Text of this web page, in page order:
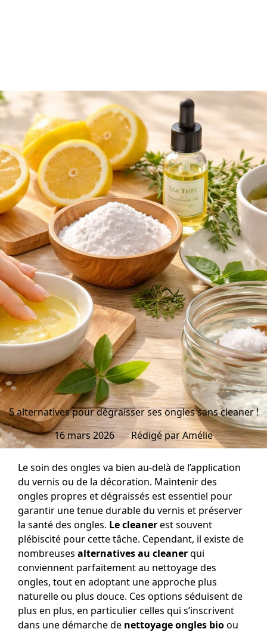
5 alternatives pour dégraisser ses ongles sans cleaner !
16 mars 2026
Rédigé parAmélie
Le soin des ongles va bien au-delà de l’application
du vernis ou de la décoration. Maintenir des
ongles propres et dégraissés est essentiel pour
garantir une tenue durable du vernis et préserver
la santé des ongles. Le cleanerest souvent
plébiscité pour cette tâche. Cependant, il existe de
nombreuses alternatives au cleanerqui
conviennent parfaitement au nettoyage des
ongles, tout en adoptant une approche plus
naturelle ou plus douce. Ces options séduisent de
plus en plus, en particulier celles qui s’inscrivent
dans une démarche de nettoyage ongles bioou